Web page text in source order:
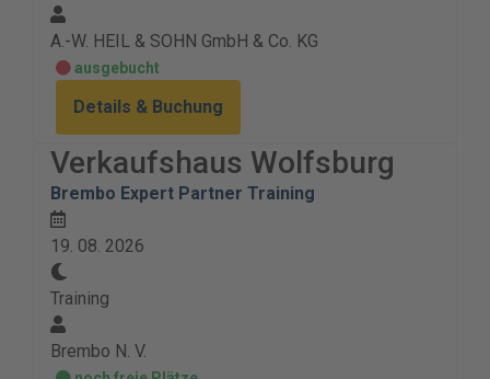
A.-W. HEIL & SOHN GmbH & Co. KG
ausgebucht
Details & Buchung
Verkaufshaus Wolfsburg
Brembo Expert Partner Training
19. 08. 2026
Training
Brembo N. V.